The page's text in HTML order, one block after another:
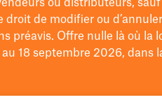
ou distributeurs,
droit de modifierou
préavis. Offre nulle là où la
18 septembre 2026, dans